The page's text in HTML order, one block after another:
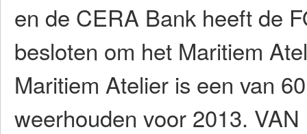
en de CERA Bank heeft de
besloten om het Maritiem
Maritiem Atelier is een van
weerhouden voor 2013.